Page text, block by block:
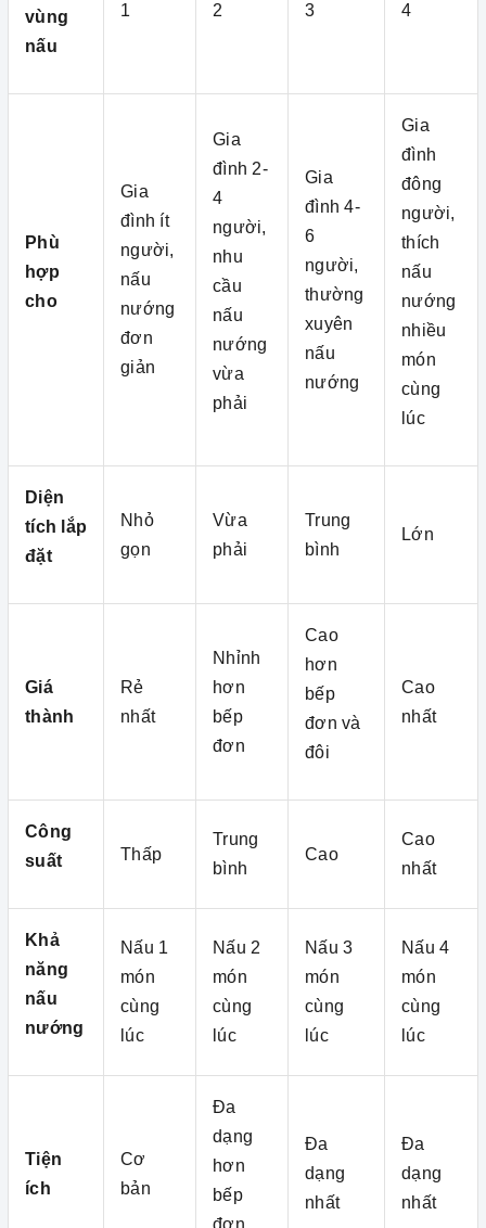
vùng
nấu
1 2 3 4
Phù
hợp
cho
Gia
đình ít
người,
nấu
nướng
đơn
giản
Gia
đình 2-
4
người,
nhu
cầu
nấu
nướng
vừa
phải
Gia
đình 4-
6
người,
thường
xuyên
nấu
nướng
Gia
đình
đông
người,
thích
nấu
nướng
nhiều
món
cùng
lúc
Diện
tích lắp
đặt
Nhỏ
gọn
Vừa
phải
Trung
bình
Lớn
Giá
thành
Rẻ
nhất
Nhỉnh
hơn
bếp
đơn
Cao
hơn
bếp
đơn và
đôi
Cao
nhất
Công
suất
Thấp
Trung
bình
Cao
Cao
nhất
Khả
năng
nấu
nướng
Nấu 1
món
cùng
lúc
Nấu 2
món
cùng
lúc
Nấu 3
món
cùng
lúc
Nấu 4
món
cùng
lúc
Tiện
ích
Cơ
bản
Đa
dạng
hơn
bếp
đơn
Đa
dạng
nhất
Đa
dạng
nhất